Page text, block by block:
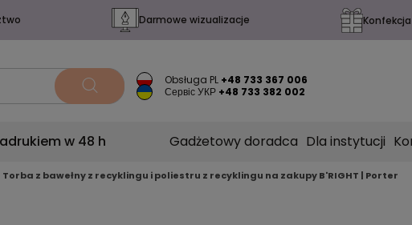
Darmowe wizualizacje
Obsługa PL +48 733 367 006
Сервіс УКР +48 733 382 002
w 48 h Gadżetowy doradca Dla instytucji
Torba z bawełny z recyklingu i poliestru z recyklingu na zakupy B'RIGHT | Porter